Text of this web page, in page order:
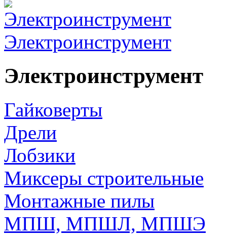
Электроинструмент
Электроинструмент
Гайковерты
Дрели
Лобзики
Миксеры строительные
Монтажные пилы
МПШ, МПШЛ, МПШЭ